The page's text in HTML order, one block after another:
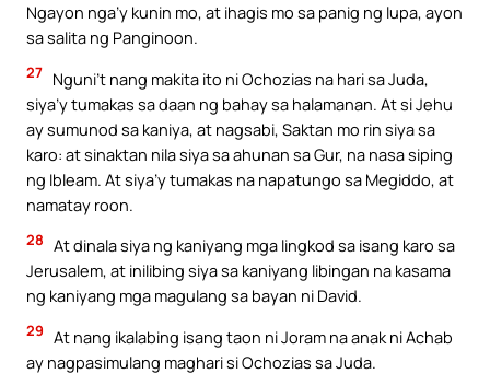
Ngayon nga’y kunin mo, at ihagis mo sa panig ng lupa, ayon
sa salita ng Panginoon.
27 Nguni’t nang makita ito ni Ochozias na hari sa Juda,
siya’y tumakas sa daan ng bahay sa halamanan. At si Jehu
ay sumunod sa kaniya, at nagsabi, Saktan mo rin siya sa
karo: at sinaktan nila siya sa ahunan sa Gur, na nasa siping
ng Ibleam. At siya’y tumakas na napatungo sa Megiddo, at
namatay roon.
28 At dinala siya ng kaniyang mga lingkod sa isang karo sa
Jerusalem, at inilibing siya sa kaniyang libingan na kasama
ng kaniyang mga magulang sa bayan ni David.
29 At nang ikalabing isang taon ni Joram na anak ni Achab
ay nagpasimulang maghari si Ochozias sa Juda.